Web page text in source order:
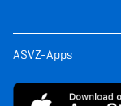
ASVZ-Apps